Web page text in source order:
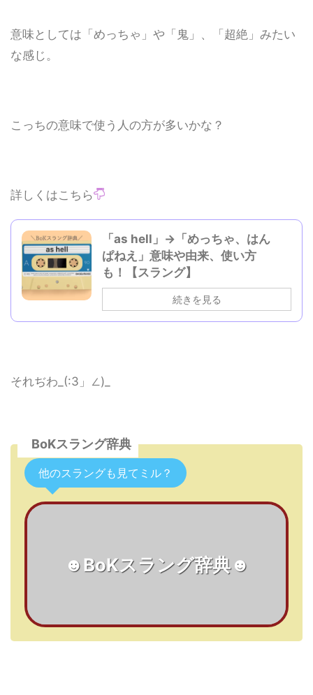
意味としては「めっちゃ」や「鬼」、「超絶」みたい
な感じ。
こっちの意味で使う人の方が多いかな？
詳しくはこちら
「as hell」→「めっちゃ、はん
ぱねえ」意味や由来、使い方
も！【スラング】
続きを見る
それぢわ_(:3」∠)_
BoKスラング辞典
他のスラングも見てミル？
☻BoKスラング辞典☻